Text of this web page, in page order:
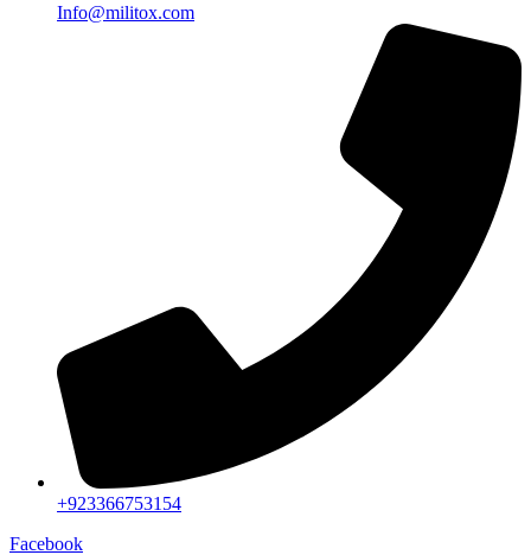
Info@militox.com
+923366753154
Facebook